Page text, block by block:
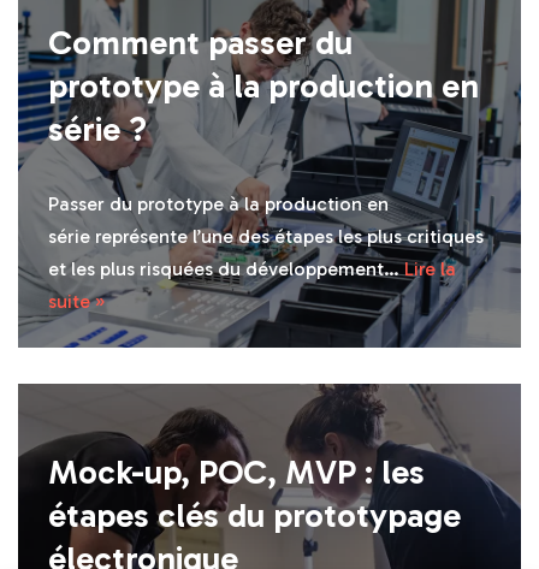
Comment passer du
prototype à la production en
série ?
Passer du prototype à la production en
série représente l’une des étapes les plus critiques
et les plus risquées du développement…Lire la
suite »
Mock-up, POC, MVP : les
étapes clés du prototypage
électronique